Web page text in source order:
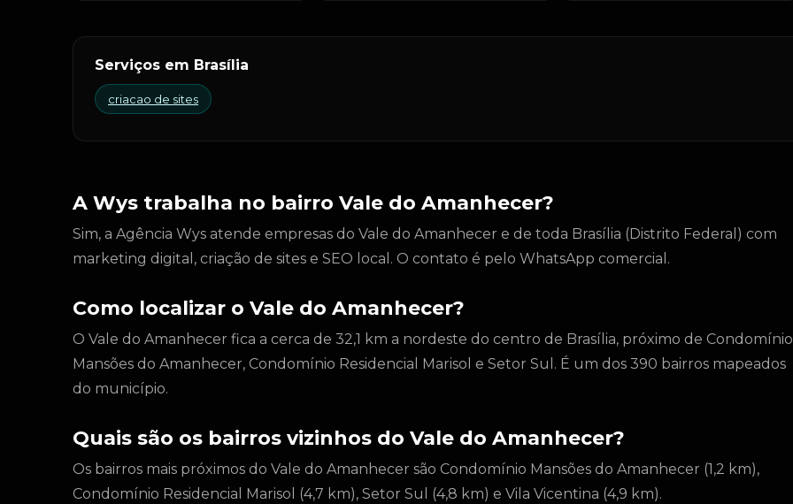
Serviços em Brasília
criacao de sites
A Wys trabalha no bairro Vale do Amanhecer?
Sim, a Agência Wys atende empresas do Vale do Amanhecer e de toda Brasília (Distrito Federal) com
marketing digital, criação de sites e SEO local. O contato é pelo WhatsApp comercial.
Como localizar o Vale do Amanhecer?
O Vale do Amanhecer fica a cerca de 32,1 km a nordeste do centro de Brasília, próximo de Condomínio
Mansões do Amanhecer, Condomínio Residencial Marisol e Setor Sul. É um dos 390 bairros mapeados
do município.
Quais são os bairros vizinhos do Vale do Amanhecer?
Os bairros mais próximos do Vale do Amanhecer são Condomínio Mansões do Amanhecer (1,2 km),
Condomínio Residencial Marisol (4,7 km), Setor Sul (4,8 km) e Vila Vicentina (4,9 km).